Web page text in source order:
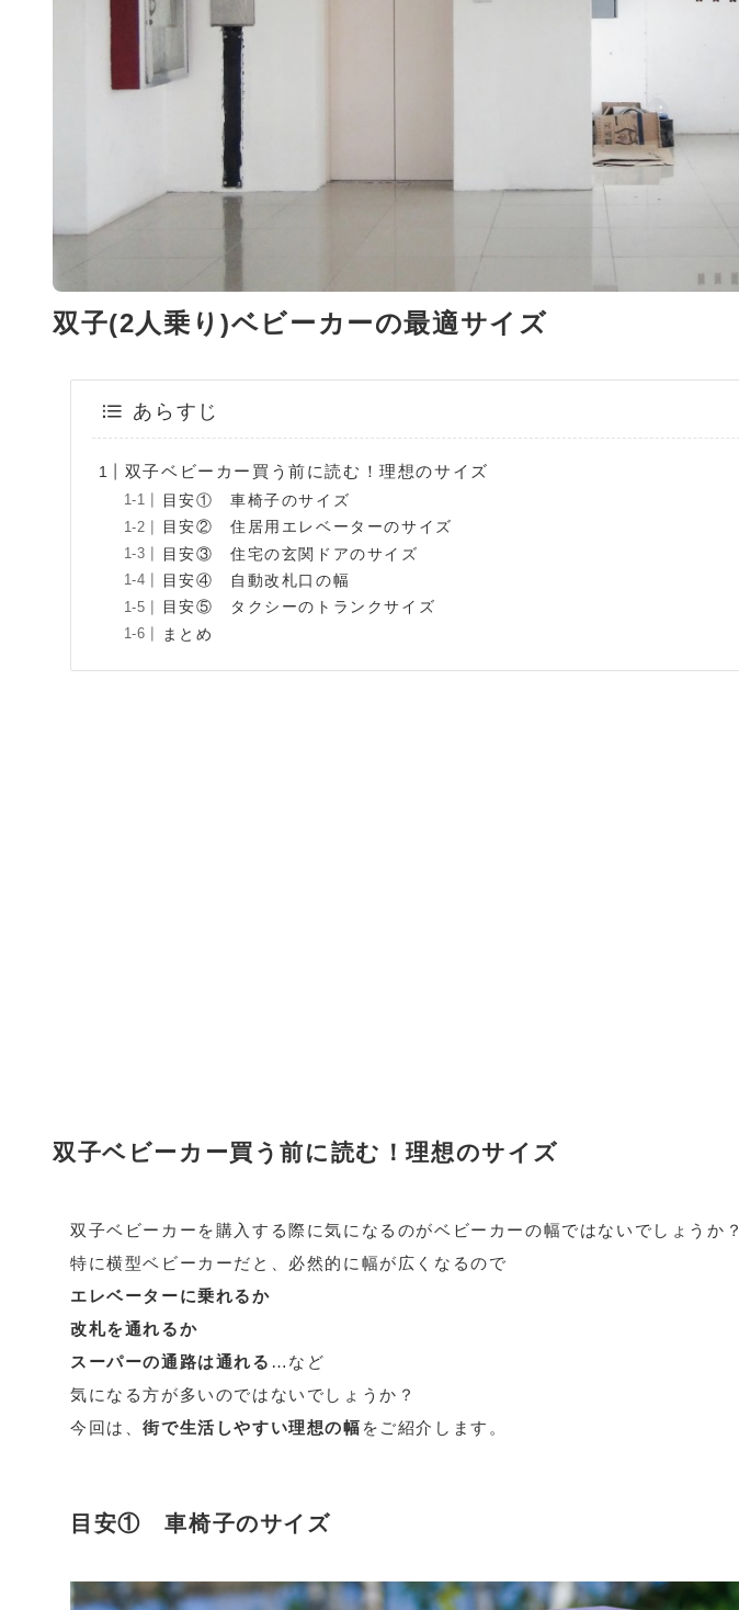
双子(2人乗り)ベビーカーの最適サイズ
あらすじ
双子ベビーカー買う前に読む！理想のサイズ
目安① 車椅子のサイズ
目安② 住居用エレベーターのサイズ
目安③ 住宅の玄関ドアのサイズ
目安④ 自動改札口の幅
目安⑤ タクシーのトランクサイズ
まとめ
双子ベビーカー買う前に読む！理想のサイズ
双子ベビーカーを購入する際に気になるのがベビーカーの幅ではないでしょうか？
特に横型ベビーカーだと、必然的に幅が広くなるので
エレベーターに乗れるか
改札を通れるか
スーパーの通路は通れる …など
気になる方が多いのではないでしょうか？
今回は、街で生活しやすい理想の幅 をご紹介します。
目安① 車椅子のサイズ